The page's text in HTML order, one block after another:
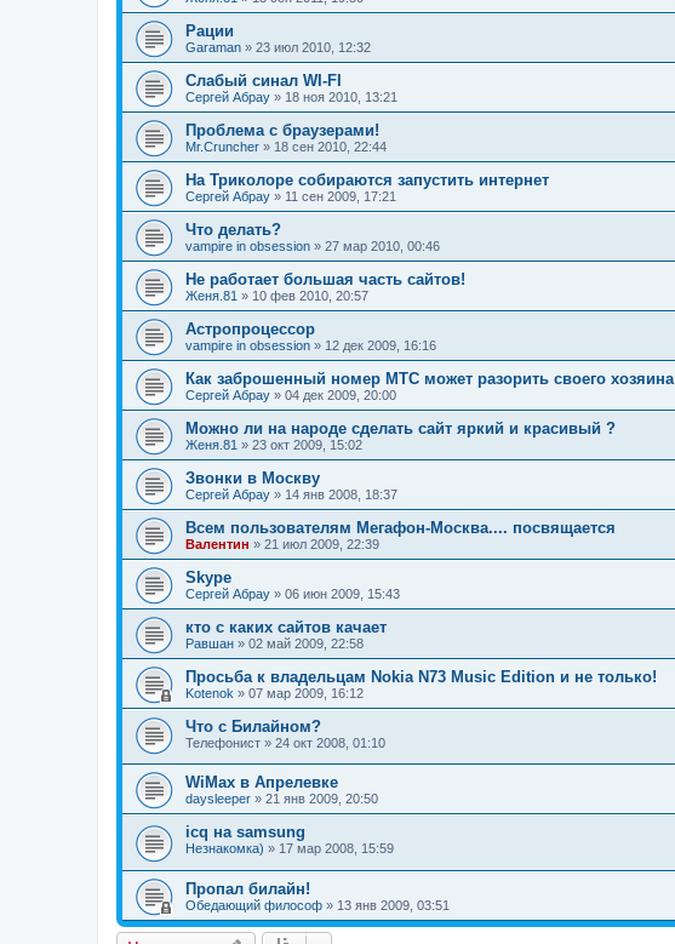
Рации
Garaman » 23 июл 2010, 12:32
Слабый синал WI-FI
Сергей Абрау » 18 ноя 2010, 13:21
Проблема с браузерами!
Mr.Cruncher » 18 сен 2010, 22:44
На Триколоре собираются запустить интернет
Сергей Абрау » 11 сен 2009, 17:21
Что делать?
vampire in obsession » 27 мар 2010, 00:46
Не работает большая часть сайтов!
Женя.81 » 10 фев 2010, 20:57
Астропроцессор
vampire in obsession » 12 дек 2009, 16:16
Как заброшенный номер МТС может разорить своего хозяина
Сергей Абрау » 04 дек 2009, 20:00
Можно ли на народе сделать сайт яркий и красивый ?
Женя.81 » 23 окт 2009, 15:02
Звонки в Москву
Сергей Абрау » 14 янв 2008, 18:37
Всем пользователям Мегафон-Москва.... посвящается
Валентин » 21 июл 2009, 22:39
Skype
Сергей Абрау » 06 июн 2009, 15:43
кто с каких сайтов качает
Равшан » 02 май 2009, 22:58
Просьба к владельцам Nokia N73 Music Edition и не только!
Kotenok » 07 мар 2009, 16:12
Что с Билайном?
Телефонист » 24 окт 2008, 01:10
WiMax в Апрелевке
daysleeper » 21 янв 2009, 20:50
icq на samsung
Незнакомка) » 17 мар 2008, 15:59
Пропал билайн!
Обедающий философ » 13 янв 2009, 03:51